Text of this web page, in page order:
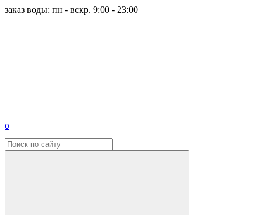
заказ воды: пн - вскр. 9:00 - 23:00
0